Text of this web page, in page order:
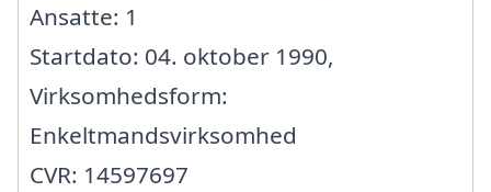
Ansatte: 1
Startdato: 04. oktober 1990,
Virksomhedsform:
Enkeltmandsvirksomhed
CVR: 14597697